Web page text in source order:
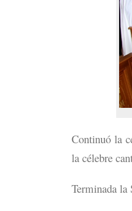
Continuó la
la célebre
Terminada la